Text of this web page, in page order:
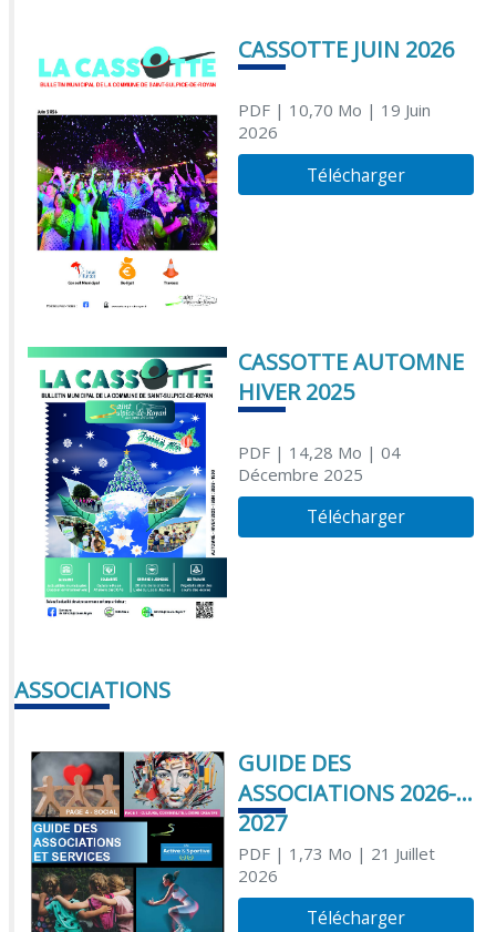
CASSOTTE JUIN 2026
PDF| 10,70 Mo | 19 Juin
2026
Télécharger
CASSOTTE AUTOMNE
HIVER 2025
PDF| 14,28 Mo | 04
Décembre 2025
Télécharger
ASSOCIATIONS
GUIDE DES
ASSOCIATIONS 2026-
2027
PDF| 1,73 Mo | 21 Juillet
2026
Télécharger